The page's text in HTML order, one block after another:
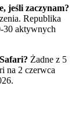
jeśli zaczynam?
Republika
30 aktywnych
Żadne z 5
na 2 czerwca